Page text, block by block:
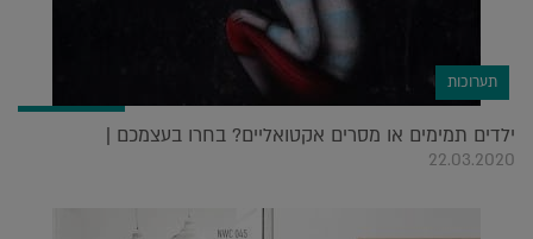
תערוכות
ילדים תמימים או מסרים אקטואליים? בחרו בעצמכם |
22.03.2020